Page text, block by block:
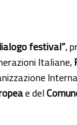
festival”,
Italiane,
e del